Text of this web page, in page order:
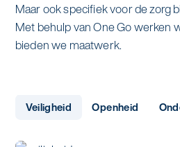
Maar ook specifiek voor de zorg
Met behulp van One Go werken
bieden we maatwerk.
Veiligheid Openheid